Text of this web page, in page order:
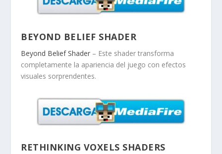
BEYOND BELIEF SHADER
Beyond Belief Shader – Este shader transforma
completamente la apariencia del juego con efectos
visuales sorprendentes.
RETHINKING VOXELS SHADERS